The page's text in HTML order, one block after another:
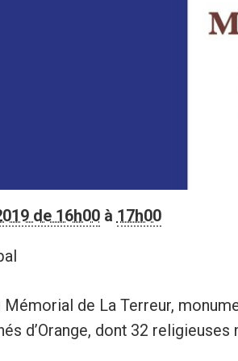
de 16h00à 17h00
Mémorial de La Terreur,
d’Orange, dont 32 religieuses